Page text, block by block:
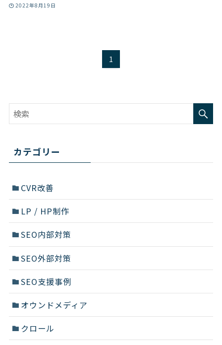
2022年8月19日
1
カテゴリー
CVR改善
LP / HP制作
SEO内部対策
SEO外部対策
SEO支援事例
オウンドメディア
クロール